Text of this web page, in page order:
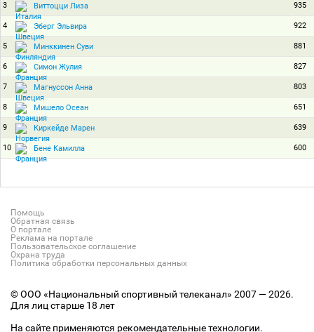
3 Виттоцци Лиза 935
4 Эберг Эльвира 922
5 Минккинен Суви 881
6 Симон Жулия 827
7 Магнуссон Анна 803
8 Мишело Осеан 651
9 Киркейде Марен 639
10 Бене Камилла 600
Помощь
Обратная связь
О портале
Реклама на портале
Пользовательское соглашение
Охрана труда
Политика обработки персональных данных
© ООО «Национальный спортивный телеканал» 2007 — 2026.
Для лиц старше 18 лет
На сайте применяются рекомендательные технологии.